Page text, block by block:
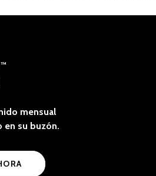
mensual
en su buzón.